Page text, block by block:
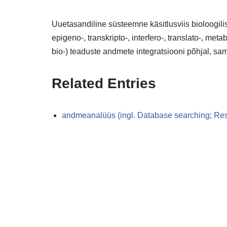
Uuetasandiline süsteemne käsitlusviis
epigeno-, transkripto-, interfero-, translato-,
bio-) teaduste andmete integratsiooni põhjal,
Related Entries
andmeanalüüs (ingl. Database searching;